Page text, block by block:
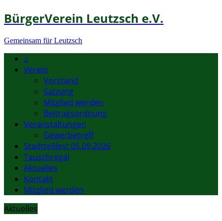
BürgerVerein Leutzsch e.V.
Gemeinsam für Leutzsch
⌂
Verein
Vorstand
Satzung
Mitglied werden
Beitragsordnung
Veranstaltungen
Gewerbetreff
Stadtteilfest 05.09.2026
Tauschregal
Aktuelles
Kontakt
Mitglied werden
Aktuelles